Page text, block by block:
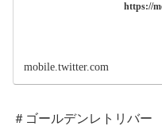
https://
mobile.twitter.com
＃ゴールデンレトリバー